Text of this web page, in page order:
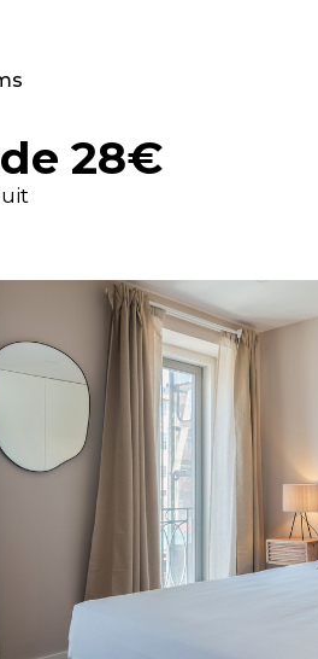
28€